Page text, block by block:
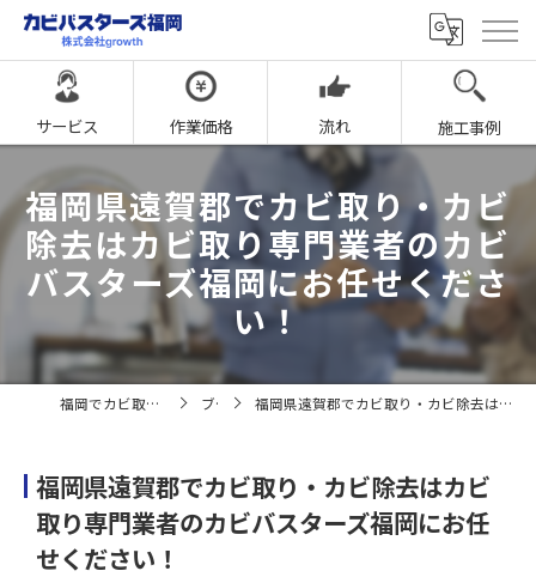
サービス 作業価格 流れ 施工事例
福岡県遠賀郡でカビ取り・カビ
除去はカビ取り専門業者のカビ
バスターズ福岡にお任せくださ
い！
福岡でカビ取りならカビバスターズ福岡 ブログ 福岡県遠賀郡でカビ取り・カビ除去はカビ取り専門業者のカビバスターズ福岡にお任せください！
福岡県遠賀郡でカビ取り・カビ除去はカビ
取り専門業者のカビバスターズ福岡にお任
せください！